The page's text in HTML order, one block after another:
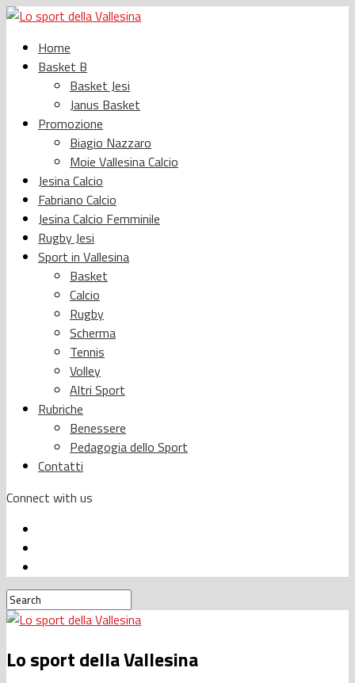
Home
Basket B
Basket Jesi
Janus Basket
Promozione
Biagio Nazzaro
Moie Vallesina Calcio
Jesina Calcio
Fabriano Calcio
Jesina Calcio Femminile
Rugby Jesi
Sport in Vallesina
Basket
Calcio
Rugby
Scherma
Tennis
Volley
Altri Sport
Rubriche
Benessere
Pedagogia dello Sport
Contatti
Connect with us
Lo sport della Vallesina